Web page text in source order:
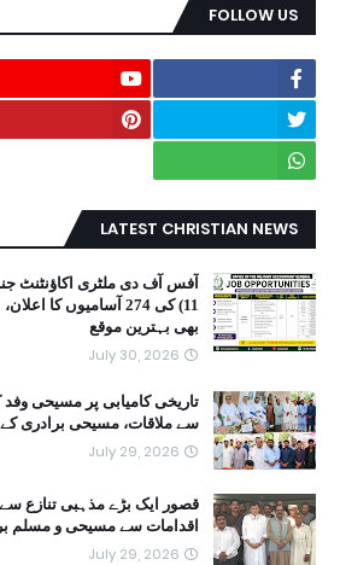
FOLLOW US
LATEST CHRISTIAN NEWS
11) کی 274 آسامیوں کا
بھی بہترین موقع
July 30, 2026
تاریخی کامیابی پر مسیحی
سے ملاقات، مسیحی برادری کے
July 29, 2026
قصور ایک بڑے مذہبی تنازع
اقدامات سے مسیحی و مسلم
July 29, 2026